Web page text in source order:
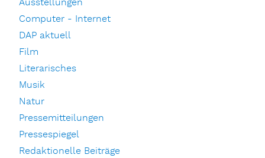
Ausstellungen
Computer - Internet
DAP aktuell
Film
Literarisches
Musik
Natur
Pressemitteilungen
Pressespiegel
Redaktionelle Beiträge